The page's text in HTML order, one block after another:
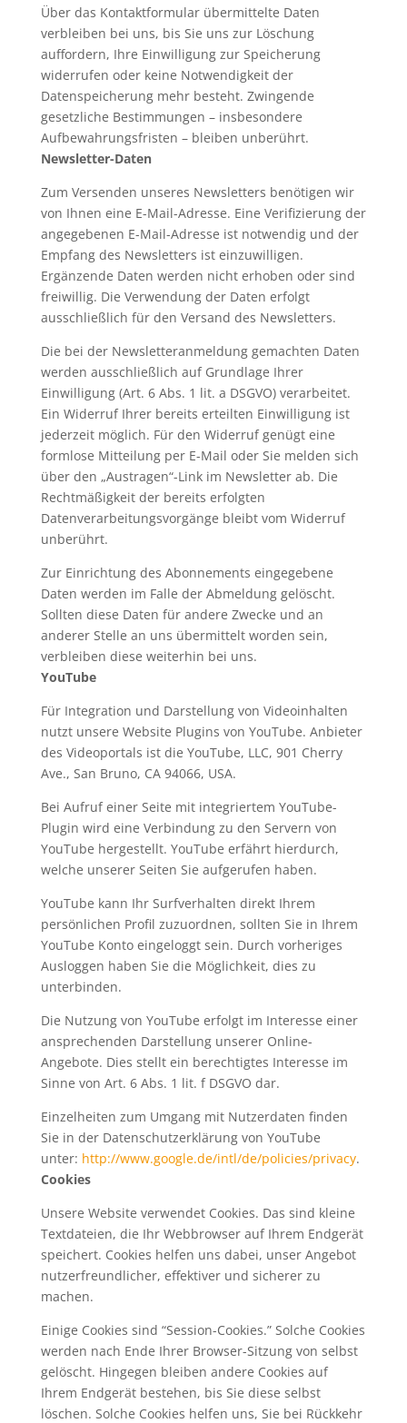
Über das Kontaktformular übermittelte Daten
verbleiben bei uns, bis Sie uns zur Löschung
auffordern, Ihre Einwilligung zur Speicherung
widerrufen oder keine Notwendigkeit der
Datenspeicherung mehr besteht. Zwingende
gesetzliche Bestimmungen – insbesondere
Aufbewahrungsfristen – bleiben unberührt.
Newsletter-Daten
Zum Versenden unseres Newsletters benötigen wir
von Ihnen eine E-Mail-Adresse. Eine Verifizierung der
angegebenen E-Mail-Adresse ist notwendig und der
Empfang des Newsletters ist einzuwilligen.
Ergänzende Daten werden nicht erhoben oder sind
freiwillig. Die Verwendung der Daten erfolgt
ausschließlich für den Versand des Newsletters.
Die bei der Newsletteranmeldung gemachten Daten
werden ausschließlich auf Grundlage Ihrer
Einwilligung (Art. 6 Abs. 1 lit. a DSGVO) verarbeitet.
Ein Widerruf Ihrer bereits erteilten Einwilligung ist
jederzeit möglich. Für den Widerruf genügt eine
formlose Mitteilung per E-Mail oder Sie melden sich
über den „Austragen“-Link im Newsletter ab. Die
Rechtmäßigkeit der bereits erfolgten
Datenverarbeitungsvorgänge bleibt vom Widerruf
unberührt.
Zur Einrichtung des Abonnements eingegebene
Daten werden im Falle der Abmeldung gelöscht.
Sollten diese Daten für andere Zwecke und an
anderer Stelle an uns übermittelt worden sein,
verbleiben diese weiterhin bei uns.
YouTube
Für Integration und Darstellung von Videoinhalten
nutzt unsere Website Plugins von YouTube. Anbieter
des Videoportals ist die YouTube, LLC, 901 Cherry
Ave., San Bruno, CA 94066, USA.
Bei Aufruf einer Seite mit integriertem YouTube-
Plugin wird eine Verbindung zu den Servern von
YouTube hergestellt. YouTube erfährt hierdurch,
welche unserer Seiten Sie aufgerufen haben.
YouTube kann Ihr Surfverhalten direkt Ihrem
persönlichen Profil zuzuordnen, sollten Sie in Ihrem
YouTube Konto eingeloggt sein. Durch vorheriges
Ausloggen haben Sie die Möglichkeit, dies zu
unterbinden.
Die Nutzung von YouTube erfolgt im Interesse einer
ansprechenden Darstellung unserer Online-
Angebote. Dies stellt ein berechtigtes Interesse im
Sinne von Art. 6 Abs. 1 lit. f DSGVO dar.
Einzelheiten zum Umgang mit Nutzerdaten finden
Sie in der Datenschutzerklärung von YouTube
unter: http://www.google.de/intl/de/policies/privacy.
Cookies
Unsere Website verwendet Cookies. Das sind kleine
Textdateien, die Ihr Webbrowser auf Ihrem Endgerät
speichert. Cookies helfen uns dabei, unser Angebot
nutzerfreundlicher, effektiver und sicherer zu
machen.
Einige Cookies sind “Session-Cookies.” Solche Cookies
werden nach Ende Ihrer Browser-Sitzung von selbst
gelöscht. Hingegen bleiben andere Cookies auf
Ihrem Endgerät bestehen, bis Sie diese selbst
löschen. Solche Cookies helfen uns, Sie bei Rückkehr